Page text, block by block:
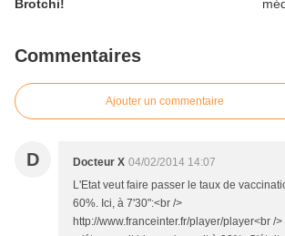
Brotchi!
Commentaires
Ajouter un commentaire
D Docteur X 04/02/2014 14:07
L'Etat veut faire passer le taux de
60%. Ici, à 7'30":<br />
http://www.franceinter.fr/player/player<br /